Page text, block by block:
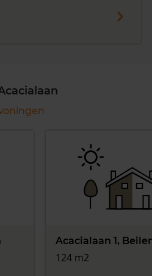
Acacialaan 1,
124 m2